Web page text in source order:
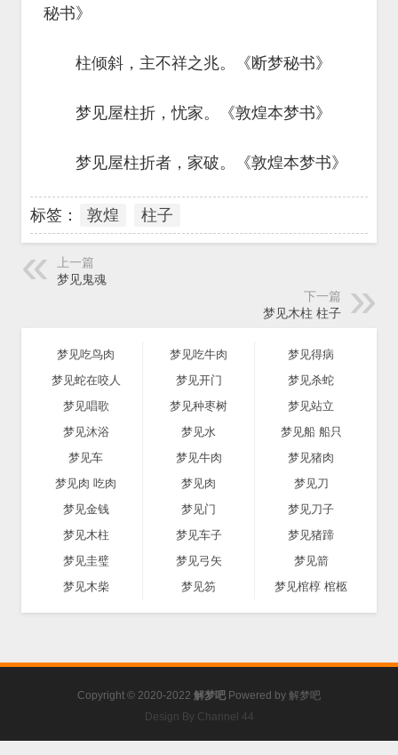
秘书》
柱倾斜，主不祥之兆。《断梦秘书》
梦见屋柱折，忧家。《敦煌本梦书》
梦见屋柱折者，家破。《敦煌本梦书》
标签： 敦煌 柱子
上一篇
梦见鬼魂
下一篇
梦见木柱 柱子
梦见吃鸟肉 梦见吃牛肉
梦见得病
梦见蛇在咬人
梦见开门
梦见杀蛇
梦见唱歌
梦见种枣树
梦见站立
梦见沐浴
梦见水
梦见船 船只
梦见车
梦见牛肉
梦见猪肉
梦见肉 吃肉
梦见肉
梦见刀
梦见金钱
梦见门
梦见刀子
梦见木柱
梦见车子
梦见猪蹄
梦见圭璧
梦见弓矢
梦见箭
梦见木柴
梦见笏 梦见棺椁 棺柩
Copyright © 2020-2022 解梦吧 Powered by 解梦吧
Design By Channel 44